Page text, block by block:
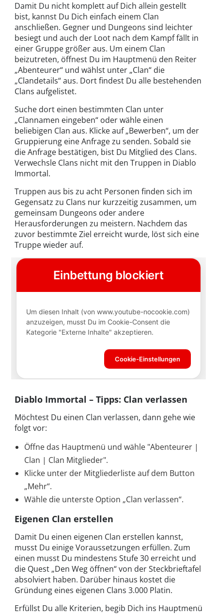
Damit Du nicht komplett auf Dich allein gestellt
bist, kannst Du Dich einfach einem Clan
anschließen. Gegner und Dungeons sind leichter
besiegt und auch der Loot nach dem Kampf fällt in
einer Gruppe größer aus. Um einem Clan
beizutreten, öffnest Du im Hauptmenü den Reiter
„Abenteurer“ und wählst unter „Clan“ die
„Clandetails“ aus. Dort findest Du alle bestehenden
Clans aufgelistet.
Suche dort einen bestimmten Clan unter
„Clannamen eingeben“ oder wähle einen
beliebigen Clan aus. Klicke auf „Bewerben“, um der
Gruppierung eine Anfrage zu senden. Sobald sie
die Anfrage bestätigen, bist Du Mitglied des Clans.
Verwechsle Clans nicht mit den Truppen in Diablo
Immortal.
Truppen aus bis zu acht Personen finden sich im
Gegensatz zu Clans nur kurzzeitig zusammen, um
gemeinsam Dungeons oder andere
Herausforderungen zu meistern. Nachdem das
zuvor bestimmte Ziel erreicht wurde, löst sich eine
Truppe wieder auf.
Diablo Immortal – Tipps: Clan verlassen
Möchtest Du einen Clan verlassen, dann gehe wie
folgt vor:
Öffne das Hauptmenü und wähle "Abenteurer |
Clan | Clan Mitglieder".
Klicke unter der Mitgliederliste auf dem Button
„Mehr“.
Wähle die unterste Option „Clan verlassen“.
Eigenen Clan erstellen
Damit Du einen eigenen Clan erstellen kannst,
musst Du einige Voraussetzungen erfüllen. Zum
einen musst Du mindestens Stufe 30 erreicht und
die Quest „Den Weg öffnen“ von der Steckbrieftafel
absolviert haben. Darüber hinaus kostet die
Gründung eines eigenen Clans 3.000 Platin.
Erfüllst Du alle Kriterien, begib Dich ins Hauptmenü